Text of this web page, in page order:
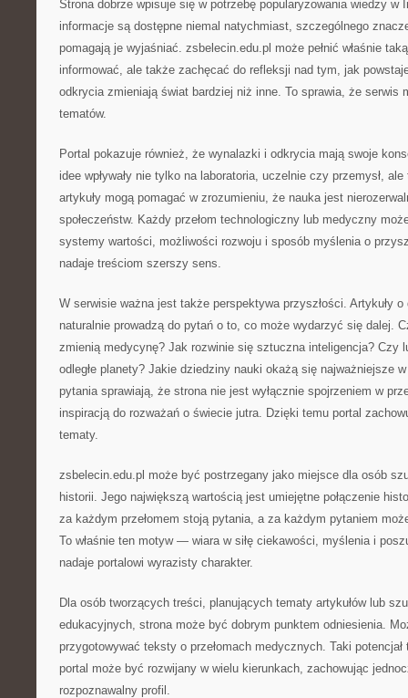
Strona dobrze wpisuje się w potrzebę popularyzowania wiedzy w
informacje są dostępne niemal natychmiast, szczególnego
pomagają je wyjaśniać. zsbelecin.edu.pl może pełnić właśnie
informować, ale także zachęcać do refleksji nad tym, jak
odkrycia zmieniają świat bardziej niż inne. To sprawia, że serwis
tematów.
Portal pokazuje również, że wynalazki i odkrycia mają swoje
idee wpływały nie tylko na laboratoria, uczelnie czy przemysł,
artykuły mogą pomagać w zrozumieniu, że nauka jest
społeczeństw. Każdy przełom technologiczny lub medyczny
systemy wartości, możliwości rozwoju i sposób myślenia o
nadaje treściom szerszy sens.
W serwisie ważna jest także perspektywa przyszłości. Artykuły
naturalnie prowadzą do pytań o to, co może wydarzyć się dalej.
zmienią medycynę? Jak rozwinie się sztuczna inteligencja? Czy
odległe planety? Jakie dziedziny nauki okażą się najważniejsze
pytania sprawiają, że strona nie jest wyłącznie spojrzeniem w
inspiracją do rozważań o świecie jutra. Dzięki temu portal
tematy.
zsbelecin.edu.pl może być postrzegany jako miejsce dla osób
historii. Jego największą wartością jest umiejętne połączenie
za każdym przełomem stoją pytania, a za każdym pytaniem
To właśnie ten motyw — wiara w siłę ciekawości, myślenia i
nadaje portalowi wyrazisty charakter.
Dla osób tworzących treści, planujących tematy artykułów lub
edukacyjnych, strona może być dobrym punktem odniesienia.
przygotowywać teksty o przełomach medycznych. Taki
portal może być rozwijany w wielu kierunkach, zachowując
rozpoznawalny profil.